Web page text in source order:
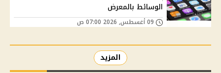
الوسائط بالمعرض
المزيد